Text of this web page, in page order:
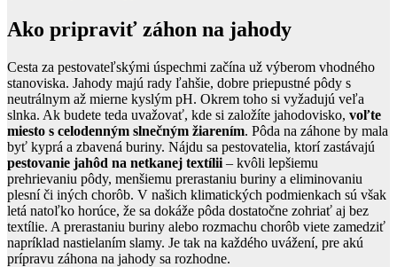
Ako pripraviť záhon na jahody
Cesta za pestovateľskými úspechmi začína už výberom vhodného
stanoviska. Jahody majú rady ľahšie, dobre priepustné pôdy s
neutrálnym až mierne kyslým pH. Okrem toho si vyžadujú veľa
slnka. Ak budete teda uvažovať, kde si založíte jahodovisko, voľte
miesto s celodenným slnečným žiarením. Pôda na záhone by mala
byť kyprá a zbavená buriny. Nájdu sa pestovatelia, ktorí zastávajú
pestovanie jahôd na netkanej textílii – kvôli lepšiemu
prehrievaniu pôdy, menšiemu prerastaniu buriny a eliminovaniu
plesní či iných chorôb. V našich klimatických podmienkach sú však
letá natoľko horúce, že sa dokáže pôda dostatočne zohriať aj bez
textílie. A prerastaniu buriny alebo rozmachu chorôb viete zamedziť
napríklad nastielaním slamy. Je tak na každého uvážení, pre akú
prípravu záhona na jahody sa rozhodne.